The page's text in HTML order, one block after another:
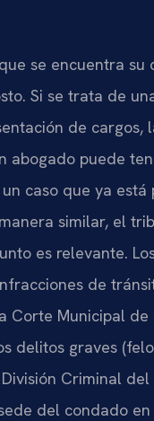
se encuentra su
Si se trata de
de cargos,
abogado puede
caso que ya está
similar, el
es relevante.
de
Corte Municipal de
delitos graves
Criminal
del condado